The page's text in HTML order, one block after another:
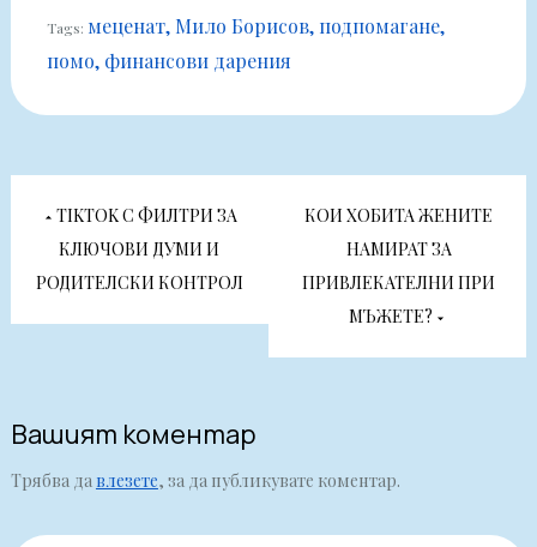
Tags: меценат Мило Борисов подпомагане
помо финансови дарения
Навигация
TIKTOK С ФИЛТРИ ЗА
КЛЮЧОВИ ДУМИ И
РОДИТЕЛСКИ КОНТРОЛ
КОИ ХОБИТА ЖЕНИТЕ
НАМИРАТ ЗА
ПРИВЛЕКАТЕЛНИ ПРИ
МЪЖЕТЕ?
Вашият коментар
Трябва да влезете, за да публикувате коментар.